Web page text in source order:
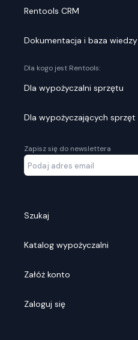
Rentools CRM
Dokumentacja i baza wiedzy
Dla kogo jest Rentools:
Dla wypożyczalni sprzętu
Dla wypożyczających sprzęt
Zapisz się do newslettera
Szukaj
Katalog wypożyczalni
Załóż konto
Zaloguj się